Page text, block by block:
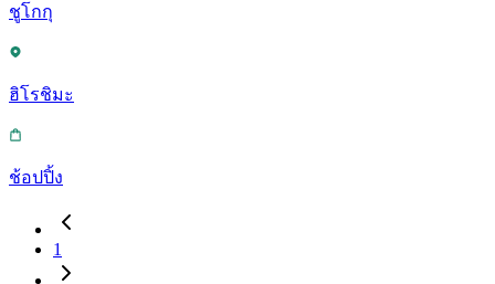
ชูโกกุ
ฮิโรชิมะ
ช้อปปิ้ง
1